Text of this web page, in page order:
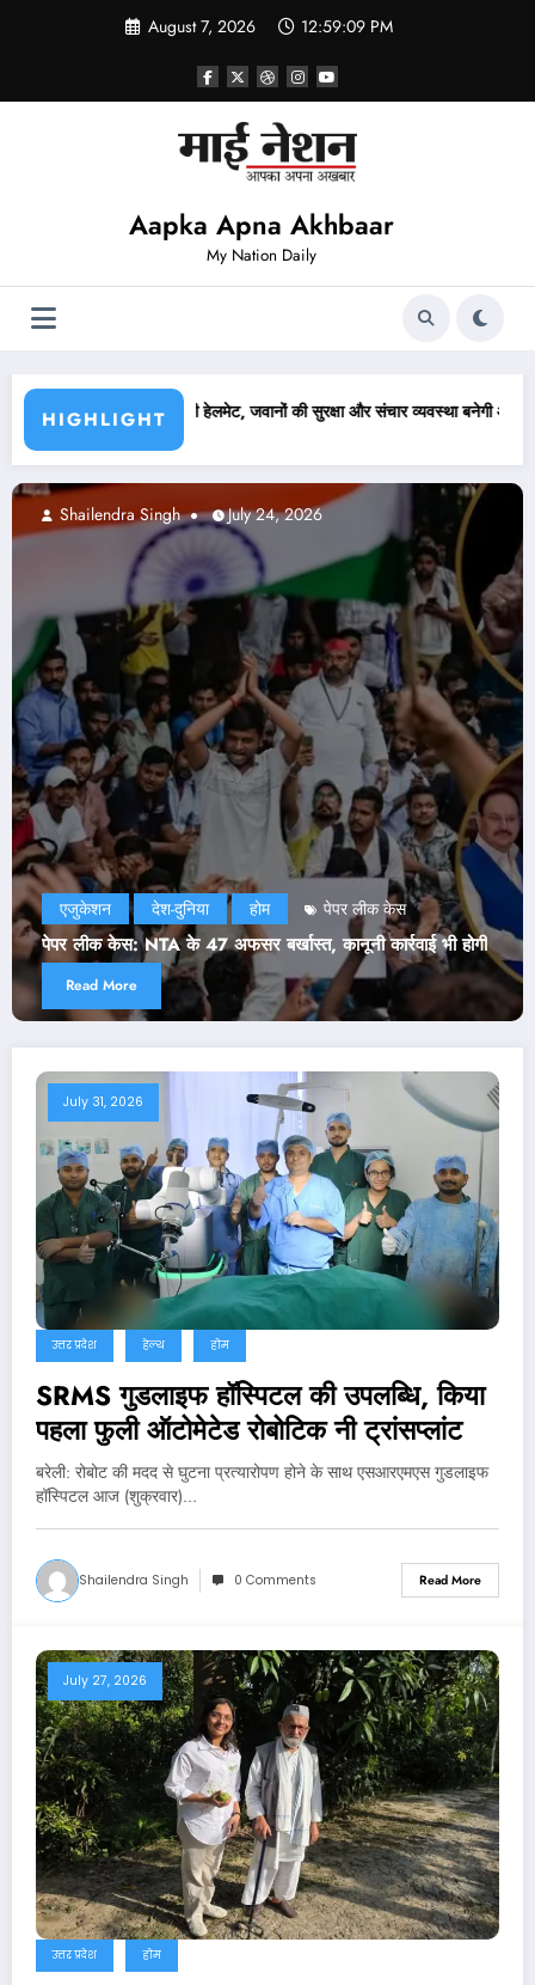
August 7, 2026 12:59:11 PM
Aapka Apna Akhbaar
My Nation Daily
HIGHLIGHT
संचार व्यवस्था बनेगी आसानलखनऊ में कांग्रेस ने निकाला कैंडल मार्च, अजय राय की पुलिस से
होगी
एजुकेशन दिल्ली देश-दुनिया राजनीति होम
NEET Paper Leak: सरकार ने मानी CJP की दो डिमांड!
ने भी जारी किया बयान
Read More
Abhishek pandey July 24, 2026
July 31, 2026
उत्तर प्रदेश हेल्थ होम
SRMS गुडलाइफ हॉस्पिटल की उपलब्धि, किया
पहला फुली ऑटोमेटेड रोबोटिक नी ट्रांसप्लांट
बरेली: रोबोट की मदद से घुटना प्रत्यारोपण होने के साथ एसआरएमएस गुडलाइफ
हॉस्पिटल आज (शुक्रवार)…
Shailendra Singh 0 Comments Read More
July 27, 2026
उत्तर प्रदेश होम